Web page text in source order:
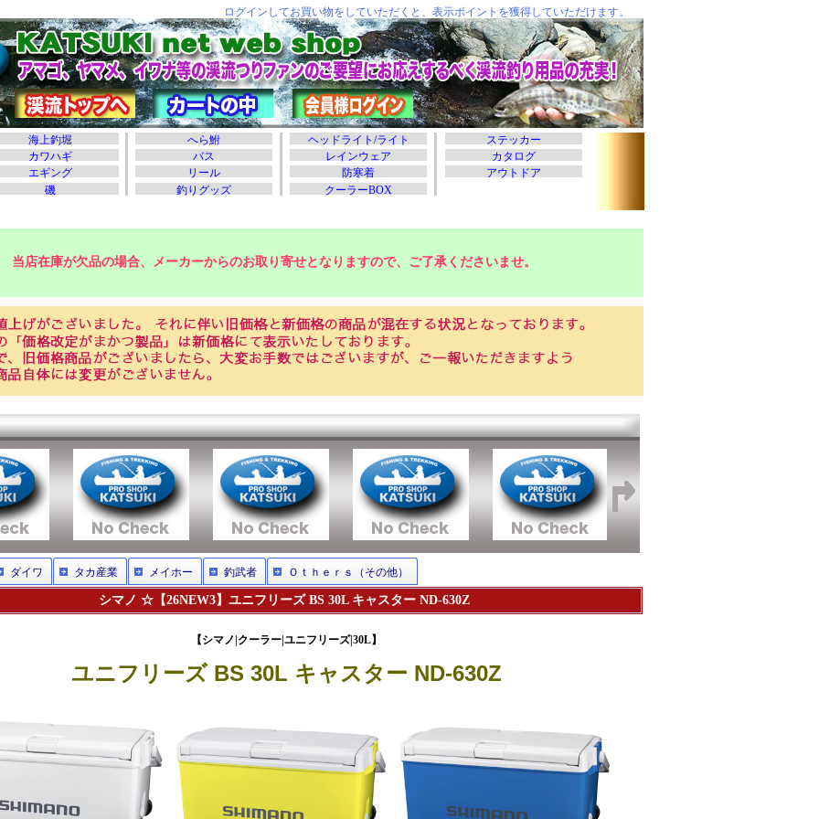
当店在庫が欠品の場合、メーカーからのお取り寄せとなりますので、ご了承くださいませ。
ダイワ タカ産業 メイホー 釣武者 Ｏｔｈｅｒｓ（その他）
シマノ ☆【26NEW3】ユニフリーズ BS 30L キャスター ND-630Z
【シマノ|クーラー|ユニフリーズ|30L】
ユニフリーズ BS 30L キャスター ND-630Z